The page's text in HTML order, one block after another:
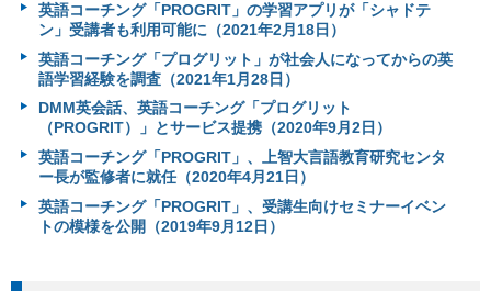
英語コーチング「PROGRIT」の学習アプリが「シャドテ
ン」受講者も利用可能に（2021年2月18日）
英語コーチング「プログリット」が社会人になってからの英
語学習経験を調査（2021年1月28日）
DMM英会話、英語コーチング「プログリット
（PROGRIT）」とサービス提携（2020年9月2日）
英語コーチング「PROGRIT」、上智大言語教育研究センタ
ー長が監修者に就任（2020年4月21日）
英語コーチング「PROGRIT」、受講生向けセミナーイベン
トの模様を公開（2019年9月12日）